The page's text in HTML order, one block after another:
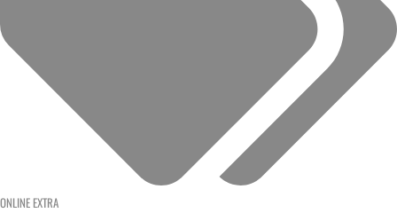
ONLINE EXTRA